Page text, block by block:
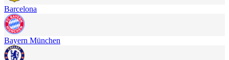
Barcelona
Bayern München